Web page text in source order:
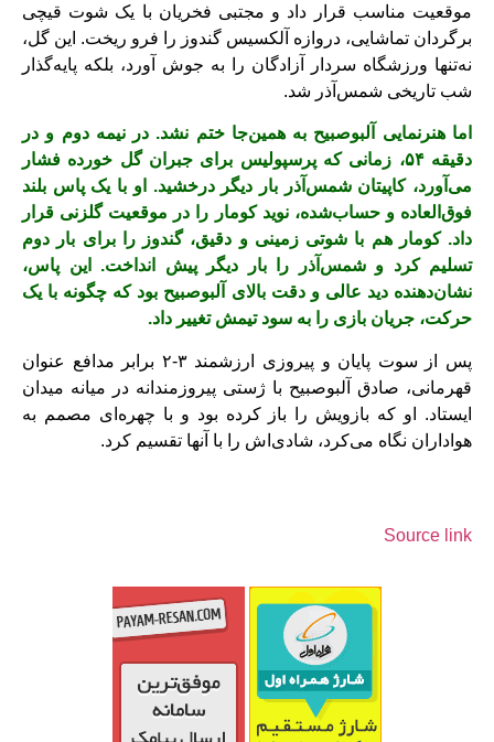
موقعیت مناسب قرار داد و مجتبی فخریان با یک شوت قیچی
برگردان تماشایی، دروازه آلکسیس گندوز را فرو ریخت. این گل،
نه‌تنها ورزشگاه سردار آزادگان را به جوش آورد، بلکه پایه‌گذار
شب تاریخی شمس‌آذر شد.
اما هنرنمایی آلبوصبیح به همین‌جا ختم نشد. در نیمه دوم و در
دقیقه ۵۴، زمانی که پرسپولیس برای جبران گل خورده فشار
می‌آورد، کاپیتان شمس‌آذر بار دیگر درخشید. او با یک پاس بلند
فوق‌العاده و حساب‌شده، نوید کومار را در موقعیت گلزنی قرار
داد. کومار هم با شوتی زمینی و دقیق، گندوز را برای بار دوم
تسلیم کرد و شمس‌آذر را بار دیگر پیش انداخت. این پاس،
نشان‌دهنده دید عالی و دقت بالای آلبوصبیح بود که چگونه با یک
حرکت، جریان بازی را به سود تیمش تغییر داد.
پس از سوت پایان و پیروزی ارزشمند ۳-۲ برابر مدافع عنوان
قهرمانی، صادق آلبوصبیح با ژستی پیروزمندانه در میانه میدان
ایستاد. او که بازویش را باز کرده بود و با چهره‌ای مصمم به
هواداران نگاه می‌کرد، شادی‌اش را با آنها تقسیم کرد.
Source link